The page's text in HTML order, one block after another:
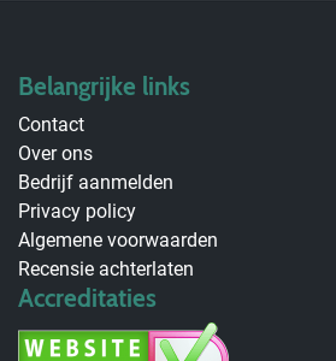
Belangrijke links
Contact
Over ons
Bedrijf aanmelden
Privacy policy
Algemene voorwaarden
Recensie achterlaten
Accreditaties